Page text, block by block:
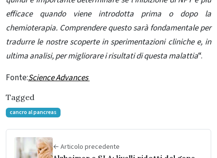
efficace quando viene introdotta prima o dopo la
chemioterapia. Comprendere questo sarà fondamentale per
tradurre le nostre scoperte in sperimentazioni cliniche e, in
ultima analisi, per migliorare i risultati di questa malattia“.
Fonte:Science Advances
Tagged
cancro al pancreas
← Articolo precedente